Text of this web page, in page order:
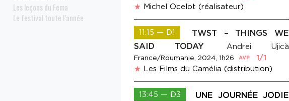
Les leçons du Fema
Le festival toute l’année
Michel Ocelot (réalisateur)
11:15 — D1
TWST – THINGS WE
SAID TODAY
Andrei Ujică
France/Roumanie, 2024, 1h26
1/1
Les Films du Camélia (distribution)
13:45 — D3
UNE JOURNÉE JODIE